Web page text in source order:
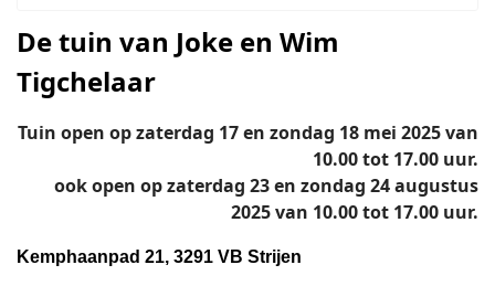
De tuin van Joke en Wim
Tigchelaar
Tuin open op zaterdag 17 en zondag 18 mei 2025 van
10.00 tot 17.00 uur.
ook open op zaterdag 23 en zondag 24 augustus
2025 van 10.00 tot 17.00 uur.
Kemphaanpad 21, 3291 VB Strijen